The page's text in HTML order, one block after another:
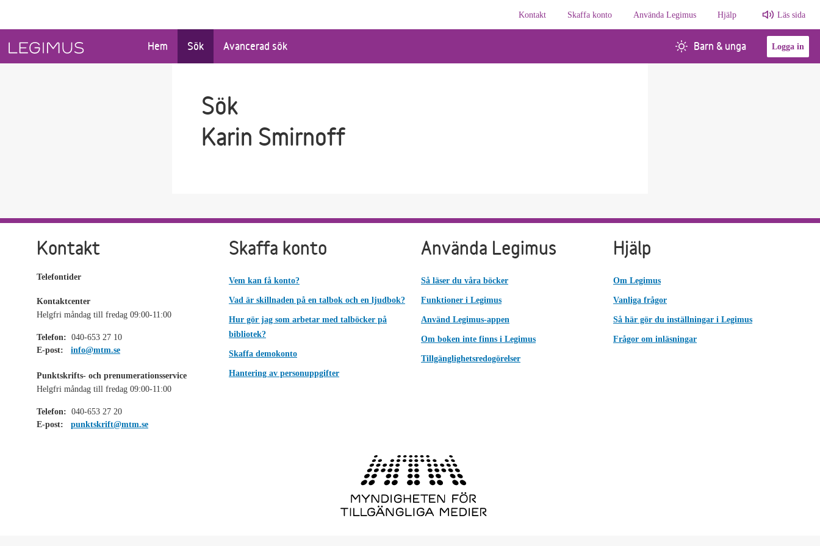
Kontakt
Skaffa konto Använda Legimus Hjälp Läs sida
Hem Sök Avancerad sök Barn & unga Logga in
Sök
Karin Smirnoff
Kontakt
Telefontider
Kontaktcenter
Helgfri måndag till fredag 09:00-11:00
Telefon: 040-653 27 10
E-post:
info@mtm.se
Punktskrifts- och prenumerationsservice
Helgfri måndag till fredag 09:00-11:00
Telefon: 040-653 27 20
E-post:
punktskrift@mtm.se
Skaffa konto
Vem kan få konto?
Vad är skillnaden på en talbok och en ljudbok?
Hur gör jag som arbetar med talböcker på
bibliotek?
Skaffa demokonto
Hantering av personuppgifter
Använda Legimus
Så läser du våra böcker
Funktioner i Legimus
Använd Legimus-appen
Om boken inte finns i Legimus
Tillgänglighetsredogörelser
Hjälp
Om Legimus
Vanliga frågor
Så här gör du inställningar i Legimus
Frågor om inläsningar